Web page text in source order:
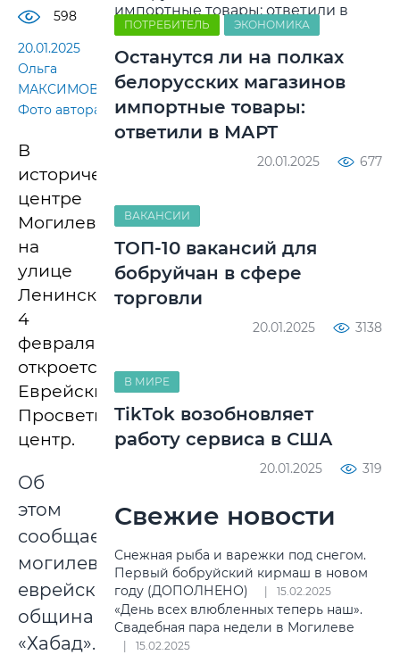
598
20.01.2025
Ольга
МАКСИМОВА.
Фото автора
В
историческом
центре
Могилева,
на
улице
Ленинской,
4
февраля
откроется
Еврейский
Просветительский
центр.
Об
этом
сообщает
могилевская
еврейская
община
«Хабад».
ПОТРЕБИТЕЛЬ ЭКОНОМИКА
Останутся ли на полках
белорусских магазинов
импортные товары:
ответили в МАРТ
20.01.2025 677
ВАКАНСИИ
ТОП-10 вакансий для
бобруйчан в сфере
торговли
20.01.2025 3138
В МИРЕ
TikTok возобновляет
работу сервиса в США
20.01.2025 319
Свежие новости
Снежная рыба и варежки под снегом.
Первый бобруйский кирмаш в новом
году (ДОПОЛНЕНО)
15.02.2025
«День всех влюбленных теперь наш».
Свадебная пара недели в Могилеве
15.02.2025